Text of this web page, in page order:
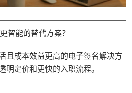
智能的替代方案？
且成本效益更高的电子签名解决方
明定价和更快的入职流程。